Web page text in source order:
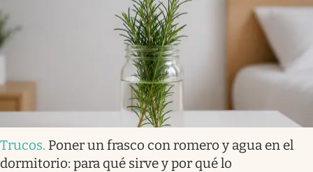
Trucos. Poner un frasco con romero y agua en el
dormitorio: para qué sirve y por qué lo